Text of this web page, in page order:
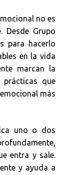
no es
Desde Grupo
para hacerlo
en la vida
marcan la
prácticas que
más
uno o dos
entra y sale.
y ayuda a